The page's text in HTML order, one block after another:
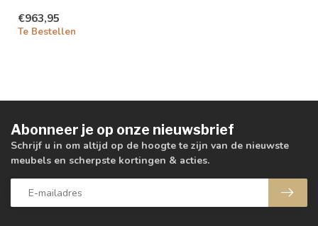
€963,95
Te Bestellen
Abonneer je op onze nieuwsbrief
Schrijf u in om altijd op de hoogte te zijn van de nieuwste
meubels en scherpste kortingen & acties.